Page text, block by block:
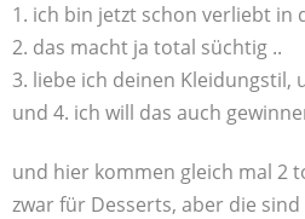
1. ich bin jetzt schon verliebt in
2. das macht ja total süchtig ..
3. liebe ich deinen Kleidungstil,
und 4. ich will das auch
und hier kommen gleich mal 2
zwar für Desserts, aber die